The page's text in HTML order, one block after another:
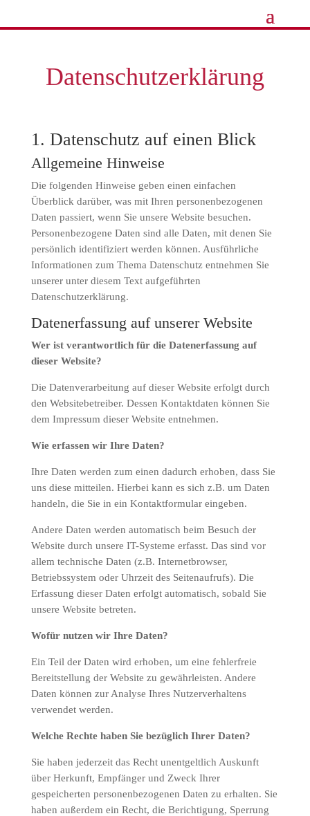
Datenschutzerklärung
1. Datenschutz auf einen Blick
Allgemeine Hinweise
Die folgenden Hinweise geben einen einfachen
Überblick darüber, was mit Ihren personenbezogenen
Daten passiert, wenn Sie unsere Website besuchen.
Personenbezogene Daten sind alle Daten, mit denen Sie
persönlich identifiziert werden können. Ausführliche
Informationen zum Thema Datenschutz entnehmen Sie
unserer unter diesem Text aufgeführten
Datenschutzerklärung.
Datenerfassung auf unserer Website
Wer ist verantwortlich für die Datenerfassung auf
dieser Website?
Die Datenverarbeitung auf dieser Website erfolgt durch
den Websitebetreiber. Dessen Kontaktdaten können Sie
dem Impressum dieser Website entnehmen.
Wie erfassen wir Ihre Daten?
Ihre Daten werden zum einen dadurch erhoben, dass Sie
uns diese mitteilen. Hierbei kann es sich z.B. um Daten
handeln, die Sie in ein Kontaktformular eingeben.
Andere Daten werden automatisch beim Besuch der
Website durch unsere IT-Systeme erfasst. Das sind vor
allem technische Daten (z.B. Internetbrowser,
Betriebssystem oder Uhrzeit des Seitenaufrufs). Die
Erfassung dieser Daten erfolgt automatisch, sobald Sie
unsere Website betreten.
Wofür nutzen wir Ihre Daten?
Ein Teil der Daten wird erhoben, um eine fehlerfreie
Bereitstellung der Website zu gewährleisten. Andere
Daten können zur Analyse Ihres Nutzerverhaltens
verwendet werden.
Welche Rechte haben Sie bezüglich Ihrer Daten?
Sie haben jederzeit das Recht unentgeltlich Auskunft
über Herkunft, Empfänger und Zweck Ihrer
gespeicherten personenbezogenen Daten zu erhalten. Sie
haben außerdem ein Recht, die Berichtigung, Sperrung